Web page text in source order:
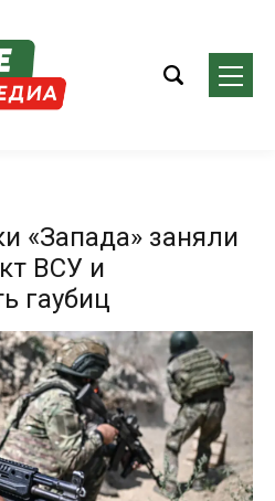
«Запада» заняли
ВСУ и
гаубиц